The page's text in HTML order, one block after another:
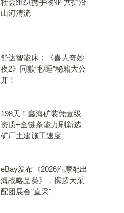
社会组织携手物业 共护沿
山河清流
舒达智能床：《喜人奇妙
夜2》同款“秒睡”秘籍大公
开！
198天！鑫海矿装凭壹级
资质+全链条能力刷新选
矿厂土建施工速度
eBay发布《2026汽摩配出
海战略品类》，携超大采
配团展会"直采"